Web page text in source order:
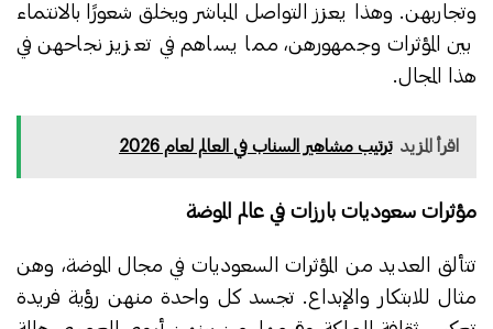
وتجاربهن. وهذا يعزز التواصل المباشر ويخلق شعورًا بالانتماء
بين المؤثرات وجمهورهن، مما يساهم في تعزيز نجاحهن في
هذا المجال.
اقرأ المزيد ترتيب مشاهير السناب في العالم لعام 2026
مؤثرات سعوديات بارزات في عالم الموضة
تتألق العديد من المؤثرات السعوديات في مجال الموضة، وهن
مثال للابتكار والإبداع. تجسد كل واحدة منهن رؤية فريدة